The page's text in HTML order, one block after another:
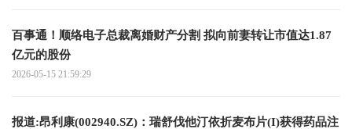
百事通！顺络电子总裁离婚财产分割 拟向前妻转让市值达1.87
亿元的股份
2026-05-15 21:59:29
报道:昂利康(002940.SZ)：瑞舒伐他汀依折麦布片(I)获得药品注